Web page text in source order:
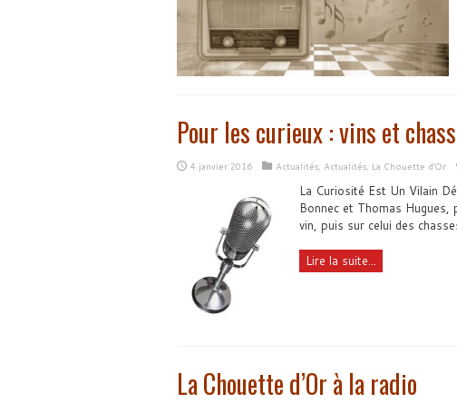
Pour les curieux : vins et
4 janvier 2016 Actualités, Actualités, La Chouette d'Or
La Curiosité Est Un Vilain
Bonnec et Thomas
vin, puis sur celui des
Lire la suite...
La Chouette d’Or à la radio